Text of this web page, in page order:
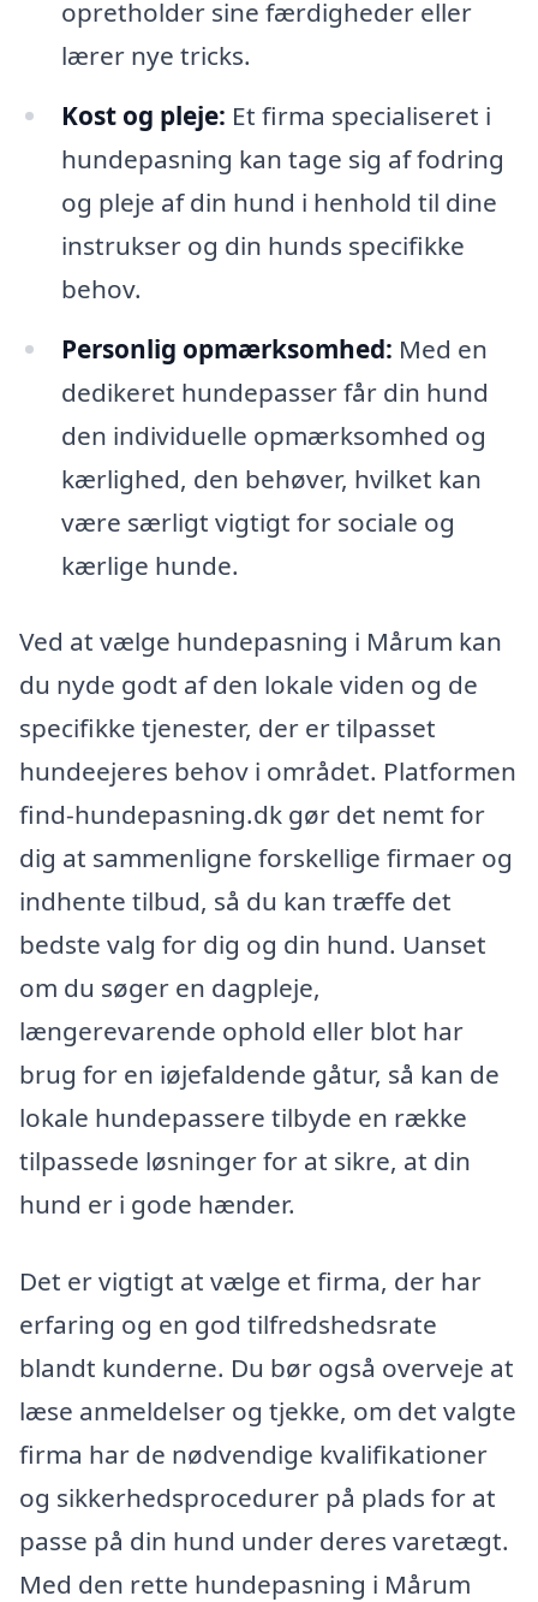
opretholder sine færdigheder eller
lærer nye tricks.
Kost og pleje: Et firma specialiseret i
hundepasning kan tage sig af fodring
og pleje af din hund i henhold til dine
instrukser og din hunds specifikke
behov.
Personlig opmærksomhed: Med en
dedikeret hundepasser får din hund
den individuelle opmærksomhed og
kærlighed, den behøver, hvilket kan
være særligt vigtigt for sociale og
kærlige hunde.
Ved at vælge hundepasning i Mårum kan
du nyde godt af den lokale viden og de
specifikke tjenester, der er tilpasset
hundeejeres behov i området. Platformen
find-hundepasning.dk gør det nemt for
dig at sammenligne forskellige firmaer og
indhente tilbud, så du kan træffe det
bedste valg for dig og din hund. Uanset
om du søger en dagpleje,
længerevarende ophold eller blot har
brug for en iøjefaldende gåtur, så kan de
lokale hundepassere tilbyde en række
tilpassede løsninger for at sikre, at din
hund er i gode hænder.
Det er vigtigt at vælge et firma, der har
erfaring og en god tilfredshedsrate
blandt kunderne. Du bør også overveje at
læse anmeldelser og tjekke, om det valgte
firma har de nødvendige kvalifikationer
og sikkerhedsprocedurer på plads for at
passe på din hund under deres varetægt.
Med den rette hundepasning i Mårum